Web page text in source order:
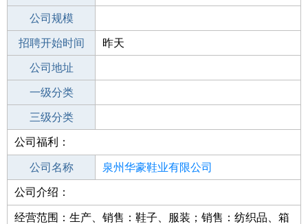
工作地点
公司规模
公司电话
招聘开始时间 昨天
招聘结束时间
公司地址
一级分类
二级分类
三级分类
其他行业
公司福利：
公司名称 泉州华豪鞋业有限公司
公司类型
公司介绍：
经营范围：生产、销售：鞋子、服装；销售：纺织品、箱